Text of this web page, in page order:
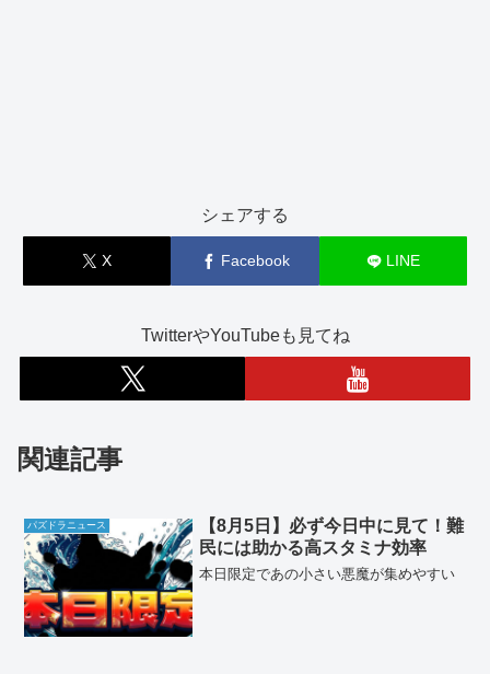
シェアする
X Facebook LINE
TwitterやYouTubeも見てね
関連記事
パズドラニュース
【8月5日】必ず今日中に見て！難
民には助かる高スタミナ効率
本日限定であの小さい悪魔が集めやすい